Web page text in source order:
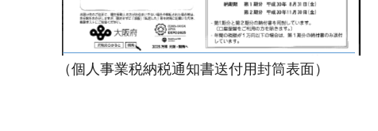
（個人事業税納税通知書送付用封筒表面）